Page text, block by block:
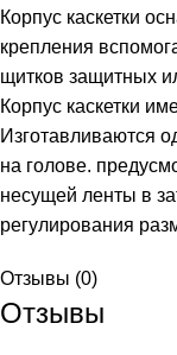
Корпус каскетки
крепления
щитков защитных
Корпус каскетки
Изготавливаются
на голове.
несущей ленты в
регулирования
Отзывы (0)
Отзывы